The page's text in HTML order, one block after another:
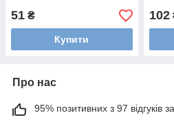
51 ₴
Купити
102
Про нас
95% позитивних з 97 відгуків